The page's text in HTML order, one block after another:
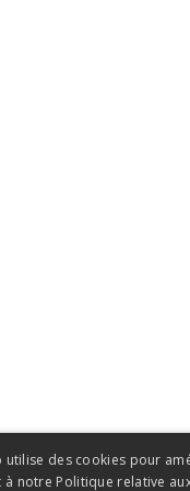
utilise des cookies pour
notre Politique relative